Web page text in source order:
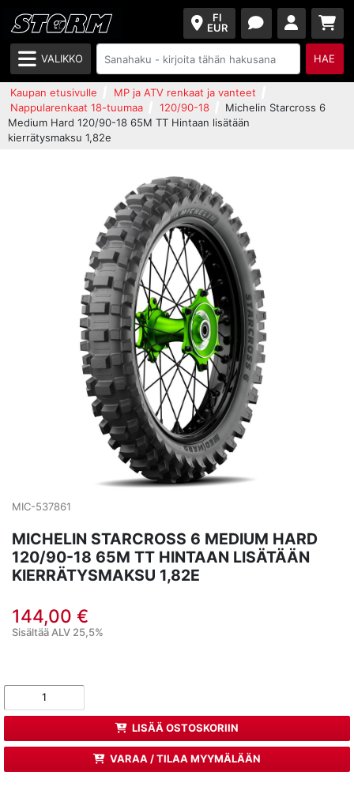
FI
EUR
VALIKKO HAE
Kaupan etusivulle
MP ja ATV renkaat ja vanteet
Nappularenkaat 18-tuumaa
120/90-18
Michelin Starcross 6
Medium Hard 120/90-18 65M TT Hintaan lisätään
kierrätysmaksu 1,82e
MIC-537861
MICHELIN STARCROSS 6 MEDIUM HARD
120/90-18 65M TT HINTAAN LISÄTÄÄN
KIERRÄTYSMAKSU 1,82E
144,00 €
Sisältää ALV 25,5%
LISÄÄ OSTOSKORIIN
VARAA / TILAA MYYMÄLÄÄN